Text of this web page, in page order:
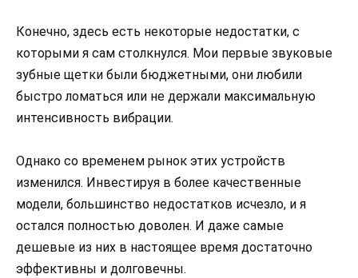
Конечно, здесь есть некоторые недостатки, с
которыми я сам столкнулся. Мои первые звуковые
зубные щетки были бюджетными, они любили
быстро ломаться или не держали максимальную
интенсивность вибрации.
Однако со временем рынок этих устройств
изменился. Инвестируя в более качественные
модели, большинство недостатков исчезло, и я
остался полностью доволен. И даже самые
дешевые из них в настоящее время достаточно
эффективны и долговечны.